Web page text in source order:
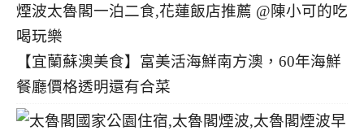
【宜蘭蘇澳美食】富美活海鮮南方澳，60年海鮮
餐廳價格透明還有合菜